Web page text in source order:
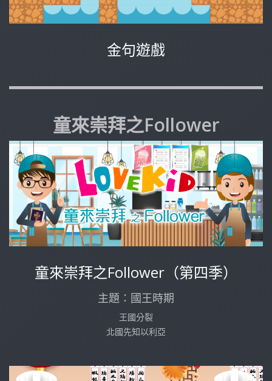
金句遊戲
童來崇拜之Follower
童來崇拜之Follower（第四季）
主題：國王時期
王國分裂
北國先知以利亞